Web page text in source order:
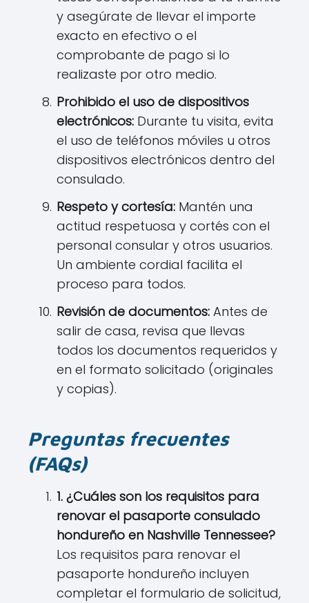
y asegúrate de llevar el importe
exacto en efectivo o el
comprobante de pago si lo
realizaste por otro medio.
Prohibido el uso de dispositivos
electrónicos: Durante tu visita, evita
el uso de teléfonos móviles u otros
dispositivos electrónicos dentro del
consulado.
Respeto y cortesía: Mantén una
actitud respetuosa y cortés con el
personal consular y otros usuarios.
Un ambiente cordial facilita el
proceso para todos.
Revisión de documentos: Antes de
salir de casa, revisa que llevas
todos los documentos requeridos y
en el formato solicitado (originales
y copias).
Preguntas frecuentes
(FAQs)
1. ¿Cuáles son los requisitos para
renovar el pasaporte consulado
hondureño en Nashville Tennessee?
Los requisitos para renovar el
pasaporte hondureño incluyen
completar el formulario de solicitud,